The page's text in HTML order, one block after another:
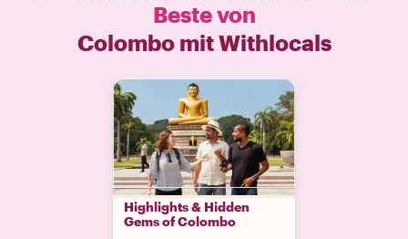
Beste von
Colombo mit Withlocals
Highlights & Hidden
Gems of Colombo